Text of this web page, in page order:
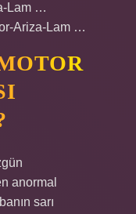
Lam …
Ariza-Lam …
anormal
sarı